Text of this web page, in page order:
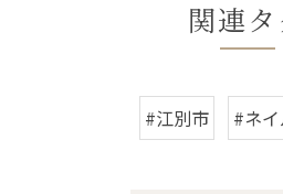
関連
#江別市 #ネ